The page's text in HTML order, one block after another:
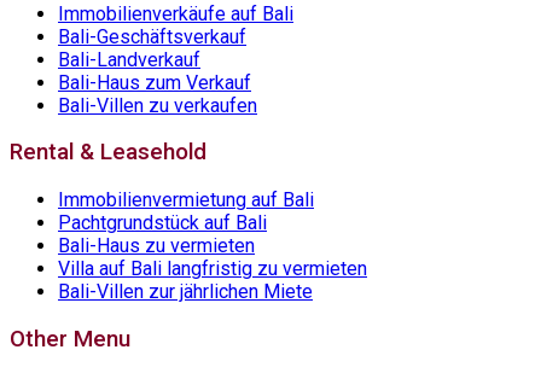
Immobilienverkäufe auf Bali
Bali-Geschäftsverkauf
Bali-Landverkauf
Bali-Haus zum Verkauf
Bali-Villen zu verkaufen
Rental & Leasehold
Immobilienvermietung auf Bali
Pachtgrundstück auf Bali
Bali-Haus zu vermieten
Villa auf Bali langfristig zu vermieten
Bali-Villen zur jährlichen Miete
Other Menu